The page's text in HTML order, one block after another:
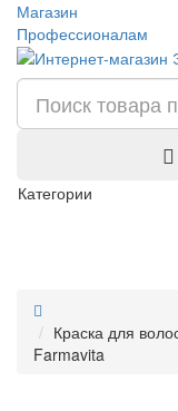
Магазин
Профессионалам
Категории
Краска для
Farmavita